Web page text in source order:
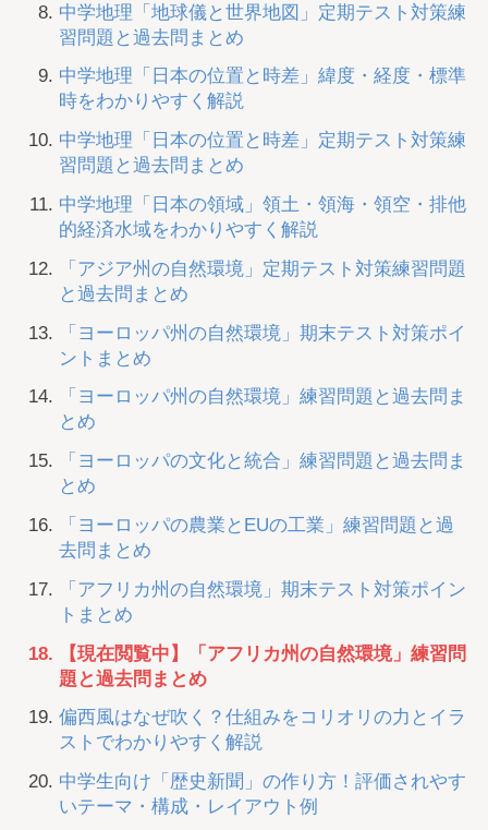
中学地理「地球儀と世界地図」定期テスト対策練
習問題と過去問まとめ
中学地理「日本の位置と時差」緯度・経度・標準
時をわかりやすく解説
中学地理「日本の位置と時差」定期テスト対策練
習問題と過去問まとめ
中学地理「日本の領域」領土・領海・領空・排他
的経済水域をわかりやすく解説
「アジア州の自然環境」定期テスト対策練習問題
と過去問まとめ
「ヨーロッパ州の自然環境」期末テスト対策ポイ
ントまとめ
「ヨーロッパ州の自然環境」練習問題と過去問ま
とめ
「ヨーロッパの文化と統合」練習問題と過去問ま
とめ
「ヨーロッパの農業とEUの工業」練習問題と過
去問まとめ
「アフリカ州の自然環境」期末テスト対策ポイン
トまとめ
【現在閲覧中】「アフリカ州の自然環境」練習問
題と過去問まとめ
偏西風はなぜ吹く？仕組みをコリオリの力とイラ
ストでわかりやすく解説
中学生向け「歴史新聞」の作り方！評価されやす
いテーマ・構成・レイアウト例